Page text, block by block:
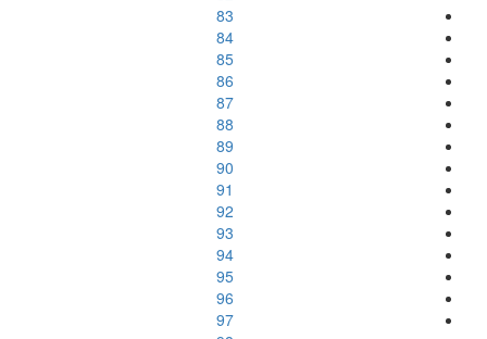
83
84
85
86
87
88
89
90
91
92
93
94
95
96
97